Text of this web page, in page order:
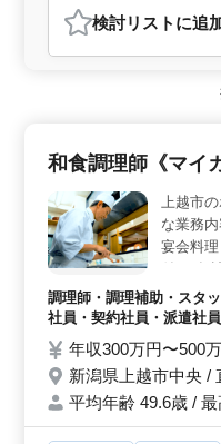
おすすめポイント
＜魅力ポイント＞ 新潟
計事務所では、建築の
300万円から600万円で
らプランニング、基本
です。 ＜勤務環境の
スが良好で、車通勤も
給があり、働きやすい
幅広い世代のスタッフ
です。
検討リスト に追
和食調理師《マイ
上越市
な業務
宴会料理
イカー
調理経
か？
調理師・調理補助・スタ
社員・契約社員・派遣社員
年収300万円〜500
新潟県上越市中央 /
平均年齢 49.6歳 /